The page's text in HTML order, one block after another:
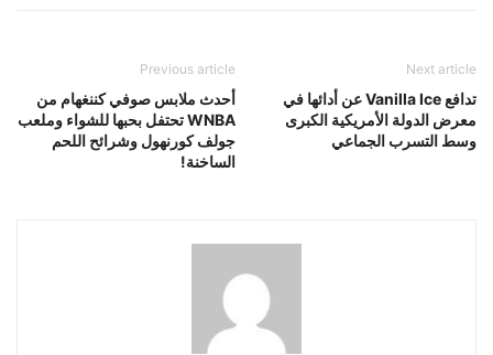
Previous article
أحدث ملابس صوفي كننغهام من
WNBA تحتفل بحبها للشواء وملعب
جولف كورنهول وشرائح اللحم
الساخنة!
Next article
تدافع Vanilla Ice عن أدائها في
معرض الدولة الأمريكية الكبرى
وسط التسرب الجماعي